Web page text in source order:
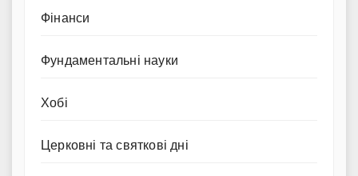
Фінанси
Фундаментальні науки
Хобі
Церковні та святкові дні